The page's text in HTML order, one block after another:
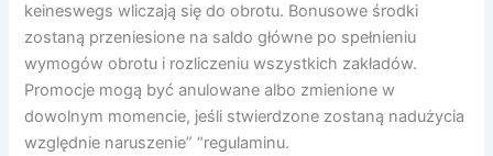
keineswegs wliczają się do obrotu. Bonusowe środki
zostaną przeniesione na saldo główne po spełnieniu
wymogów obrotu i rozliczeniu wszystkich zakładów.
Promocje mogą być anulowane albo zmienione w
dowolnym momencie, jeśli stwierdzone zostaną nadużycia
względnie naruszenie” “regulaminu.